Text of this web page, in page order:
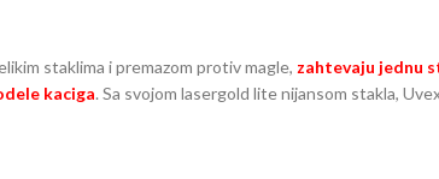
staklima i premazom protiv magle, zahtevaju jednu
kaciga. Sa svojom lasergold lite nijansom stakla,